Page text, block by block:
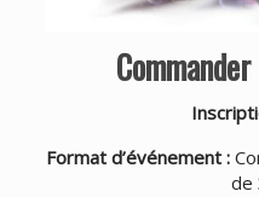
Format d’événement :
de